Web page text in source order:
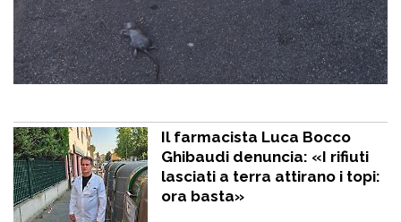
Il farmacista Luca Bocco
Ghibaudi denuncia: «I rifiuti
lasciati a terra attirano i topi:
ora basta»